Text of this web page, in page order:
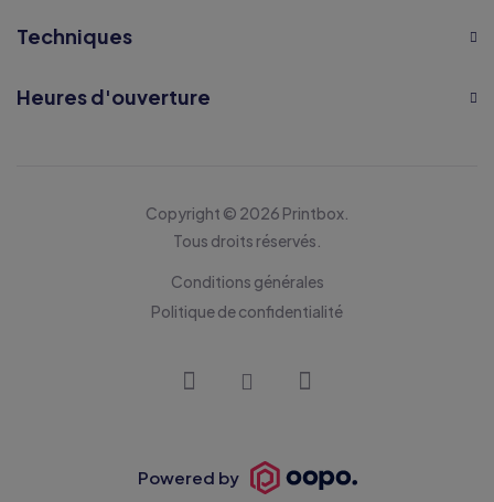
Techniques
Heures d'ouverture
Copyright © 2026 Printbox.
Tous droits réservés.
Conditions générales
Politique de confidentialité
Powered by